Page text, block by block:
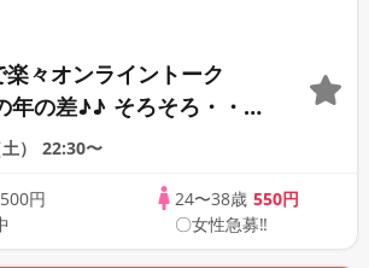
オンライントーク
の差♪♪ そろそろ・・・
たい♪ ♪☆カジュアルな
） 22:30〜
円
24〜38歳 550円
〇女性急募‼